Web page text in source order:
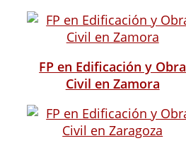
FP en Edificación y Obra
Civil en Zamora